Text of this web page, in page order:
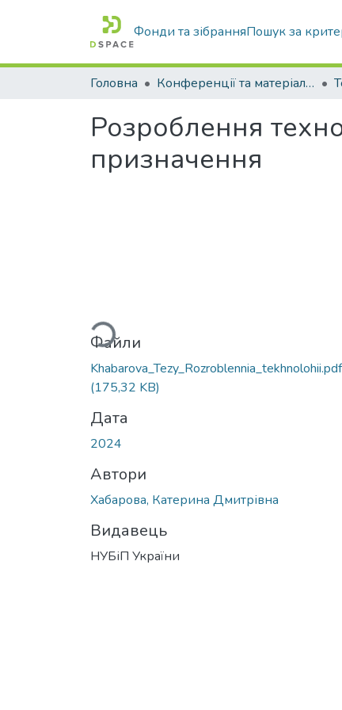
Фонди та зібранняПошук за
Головна Конференції та матеріали конференцій
Розроблення
призначення
Вантажиться...
Файли
Khabarova_Tezy_Rozroblennia_tekhnolohii.pdf
(175,32 KB)
Дата
2024
Автори
Хабарова, Катерина Дмитрівна
Видавець
НУБіП України